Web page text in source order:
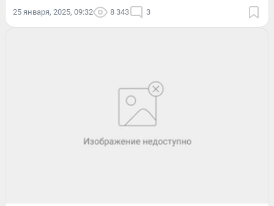
25 января, 2025, 09:32 8 343 3